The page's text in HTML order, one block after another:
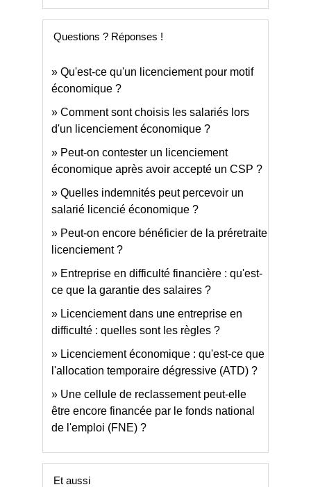
Questions ? Réponses !
Qu'est-ce qu'un licenciement pour motif
économique ?
Comment sont choisis les salariés lors
d'un licenciement économique ?
Peut-on contester un licenciement
économique après avoir accepté un CSP ?
Quelles indemnités peut percevoir un
salarié licencié économique ?
Peut-on encore bénéficier de la préretraite
licenciement ?
Entreprise en difficulté financière : qu'est-
ce que la garantie des salaires ?
Licenciement dans une entreprise en
difficulté : quelles sont les règles ?
Licenciement économique : qu'est-ce que
l'allocation temporaire dégressive (ATD) ?
Une cellule de reclassement peut-elle
être encore financée par le fonds national
de l'emploi (FNE) ?
Et aussi